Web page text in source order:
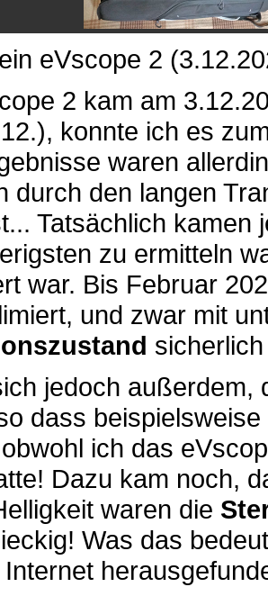
eVscope 2
2 kam am
konnte ich es
waren
durch den langen
Tatsächlich kamen
zu ermitteln
war. Bis Februar
und zwar mit
jedoch außerdem,
dass
ich das
Dazu kam noch,
waren die
Was das